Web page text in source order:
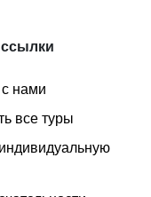
нами
все туры